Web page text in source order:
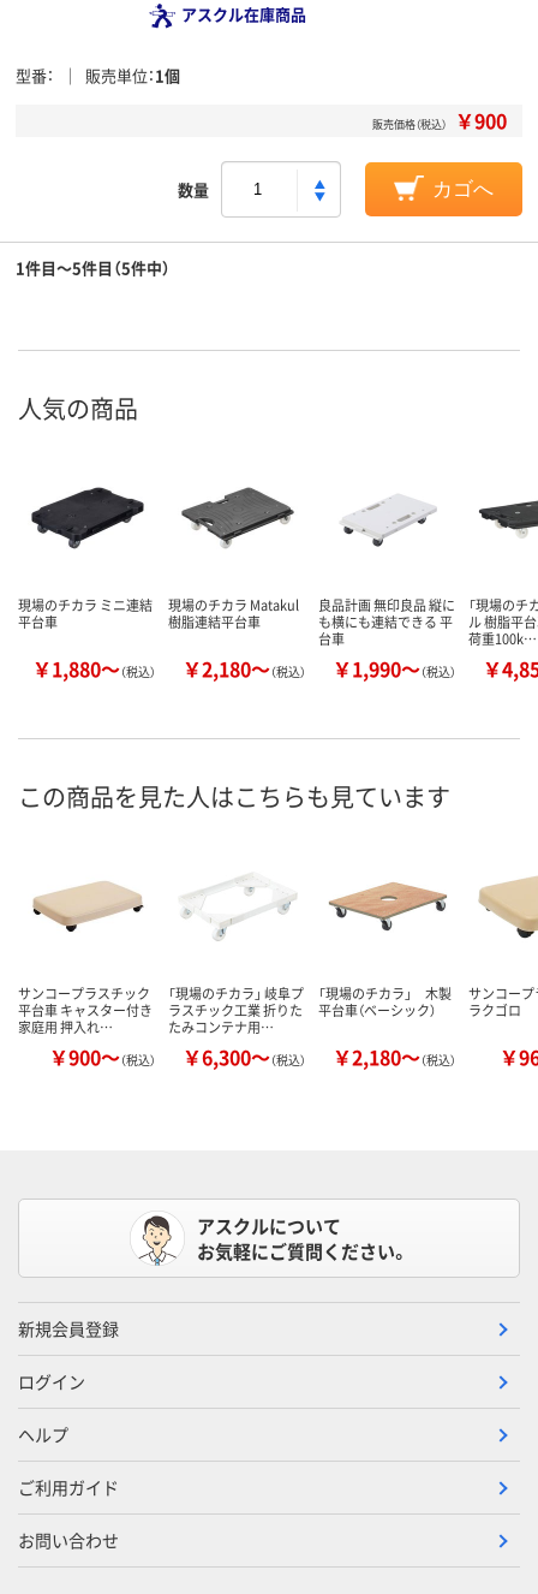
アスクル在庫商品
型番 販売単位 1個
販売価格（税込） ￥900
数量 カゴへ
1件目～5件目（5件中）
人気の商品
現場のチカラ ミニ連結
平台車
￥1,880～（税込）
現場のチカラ Matakul
樹脂連結平台車
￥2,180～（税込）
良品計画 無印良品 縦に
も横にも連結できる 平
台車
￥1,990～（税込）
「現場のチ
ル 樹脂平台
荷重100k…
￥
この商品を見た人はこちらも見ています
サンコープラスチック
平台車 キャスター付き
家庭用 押入れ…
￥900～（税込）
「現場のチカラ」 岐阜プ
ラスチック工業 折りた
たみコンテナ用…
￥6,300～（税込）
「現場のチカラ」 木製
平台車（ベーシック）
￥2,180～（税込）
サンコー
ラクゴロ
￥
アスクルについて
お気軽にご質問ください。
新規会員登録
ログイン
ヘルプ
ご利用ガイド
お問い合わせ